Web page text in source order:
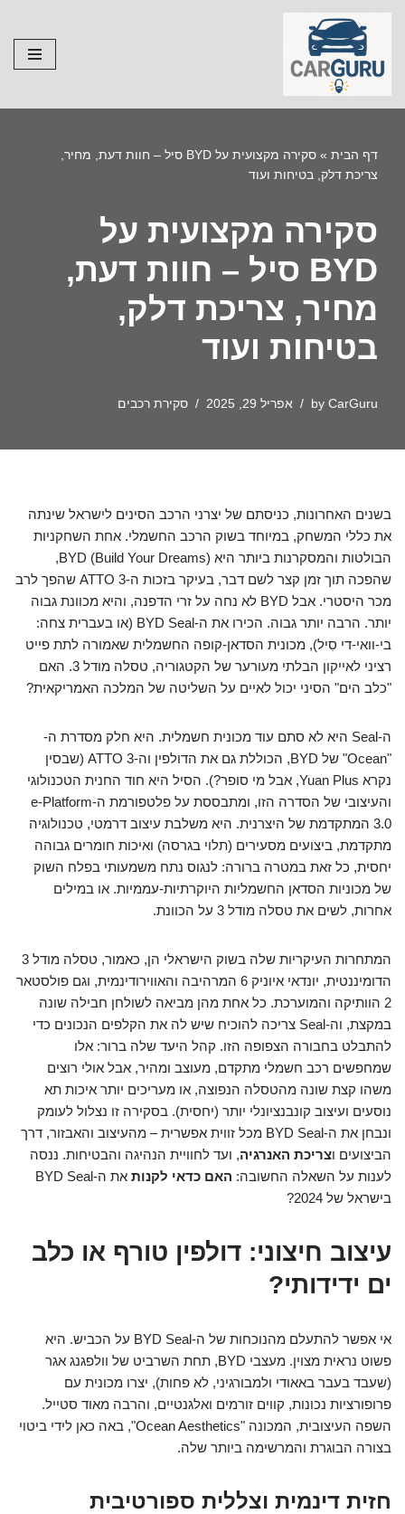
Skip
to
content
דף הבית »
סקירה מקצועית על BYD סיל – חוות דעת, מחיר,
צריכת דלק, בטיחות ועוד
סקירה מקצועית על
BYD סיל – חוות דעת,
מחיר, צריכת דלק,
בטיחות ועוד
by CarGuru אפריל 29, 2025 סקירת רכבים
בשנים האחרונות, כניסתם של יצרני הרכב הסינים לישראל שינתה
את כללי המשחק, במיוחד בשוק הרכב החשמלי. אחת השחקניות
הבולטות והמסקרנות ביותר היא BYD (Build Your Dreams),
שהפכה תוך זמן קצר לשם דבר, בעיקר בזכות ה-ATTO 3 שהפך לרב
מכר היסטרי. אבל BYD לא נחה על זרי הדפנה, והיא מכוונת גבוה
יותר. הרבה יותר גבוה. הכירו את ה-BYD Seal (או בעברית צחה:
בי-וואי-די סִיל), מכונית הסדאן-קופה החשמלית שאמורה לתת פייט
רציני לאייקון הבלתי מעורער של הקטגוריה, טסלה מודל 3. האם
"כלב הים" הסיני יכול לאיים על השליטה של המלכה האמריקאית?
ה-Seal היא לא סתם עוד מכונית חשמלית. היא חלק מסדרת ה-
"Ocean" של BYD, הכוללת גם את הדולפין וה-ATTO 3 (שבסין
נקרא Yuan Plus, אבל מי סופר?). הסיל היא חוד החנית הטכנולוגי
והעיצובי של הסדרה הזו, ומתבססת על פלטפורמת ה-e-Platform
3.0 המתקדמת של היצרנית. היא משלבת עיצוב דרמטי, טכנולוגיה
מתקדמת, ביצועים מסעירים (תלוי בגרסה) ואיכות חומרים גבוהה
יחסית, כל זאת במטרה ברורה: לנגוס נתח משמעותי בפלח השוק
של מכוניות הסדאן החשמליות היוקרתיות-עממיות. או במילים
אחרות, לשים את טסלה מודל 3 על הכוונת.
המתחרות העיקריות שלה בשוק הישראלי הן, כאמור, טסלה מודל 3
הדומיננטית, יונדאי איוניק 6 המרהיבה והאווירודינמית, וגם פולסטאר
2 הוותיקה והמוערכת. כל אחת מהן מביאה לשולחן חבילה שונה
במקצת, וה-Seal צריכה להוכיח שיש לה את הקלפים הנכונים כדי
להתבלט בחבורה הצפופה הזו. קהל היעד שלה ברור: אלו
שמחפשים רכב חשמלי מתקדם, מעוצב ומהיר, אבל אולי רוצים
משהו קצת שונה מהטסלה הנפוצה, או מעריכים יותר איכות תא
נוסעים ועיצוב קונבנציונלי יותר (יחסית). בסקירה זו נצלול לעומק
ונבחן את ה-BYD Seal מכל זווית אפשרית – מהעיצוב והאבזור, דרך
הביצועים וצריכת האנרגיה, ועד לחוויית הנהיגה והבטיחות. ננסה
לענות על השאלה החשובה: האם כדאי לקנות
את ה-BYD Seal
בישראל של 2024?
עיצוב חיצוני: דולפין טורף או כלב
ים ידידותי?
אי אפשר להתעלם מהנוכחות של ה-BYD Seal על הכביש. היא
פשוט נראית מצוין. מעצבי BYD, תחת השרביט של וולפגנג אגר
(שעבד בעבר באאודי ולמבורגיני, לא פחות), יצרו מכונית עם
פרופורציות נכונות, קווים זורמים ואלגנטיים, והרבה מאוד סטייל.
השפה העיצובית, המכונה "Ocean Aesthetics", באה כאן לידי ביטוי
בצורה הבוגרת והמרשימה ביותר שלה.
חזית דינמית וצללית ספורטיבית